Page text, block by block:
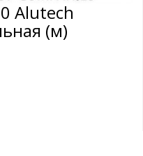
Alutech
(м)